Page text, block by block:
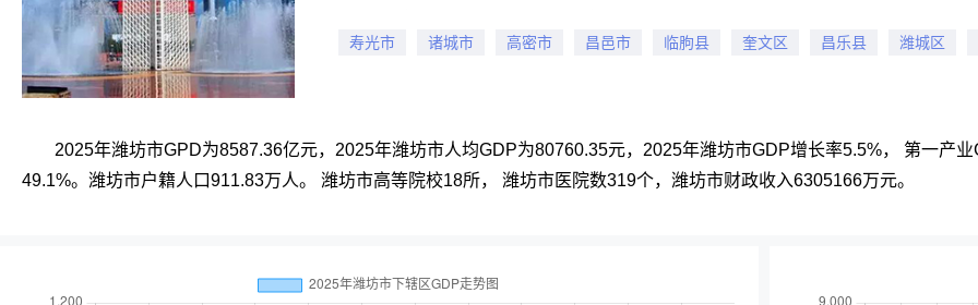
寿光市
诸城市 高密市 昌邑市 临朐县 奎文区 昌乐县 潍城区
2025年潍坊市GPD为8587.36亿元，2025年潍坊市人均GDP为80760.35元，2025年潍坊市GDP增长率5.5%， 第一产
49.1%。潍坊市户籍人口911.83万人。 潍坊市高等院校18所， 潍坊市医院数319个，潍坊市财政收入6305166万元。